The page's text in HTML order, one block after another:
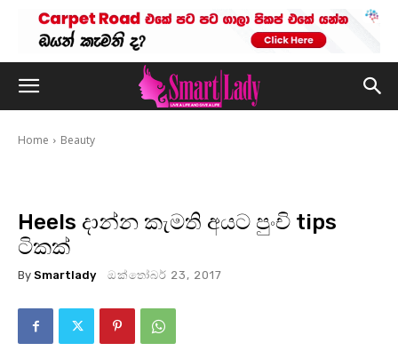
Home Beauty
Heels දාන්න කැමති අයට පුංචි tips
ටිකක්
By Smartlady ඔක්තෝබර් 23, 2017